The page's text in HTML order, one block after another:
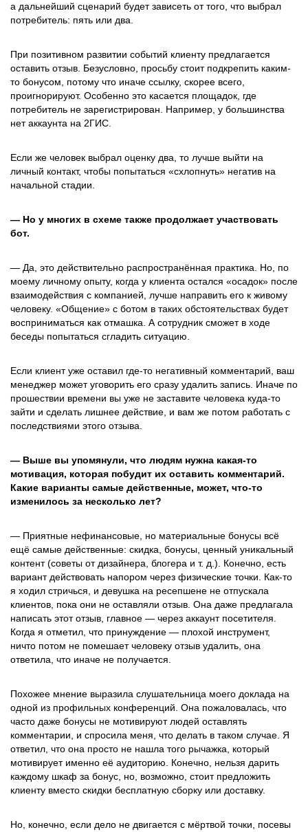
а дальнейший сценарий будет зависеть от того, что выбрал
потребитель: пять или два.
При позитивном развитии событий клиенту предлагается
оставить отзыв. Безусловно, просьбу стоит подкрепить каким-
то бонусом, потому что иначе ссылку, скорее всего,
проигнорируют. Особенно это касается площадок, где
потребитель не зарегистрирован. Например, у большинства
нет аккаунта на 2ГИС.
Если же человек выбрал оценку два, то лучше выйти на
личный контакт, чтобы попытаться «схлопнуть» негатив на
начальной стадии.
— Но у многих в схеме также продолжает участвовать
бот.
— Да, это действительно распространённая практика. Но, по
моему личному опыту, когда у клиента остался «осадок» после
взаимодействия с компанией, лучше направить его к живому
человеку. «Общение» с ботом в таких обстоятельствах будет
восприниматься как отмашка. А сотрудник сможет в ходе
беседы попытаться сгладить ситуацию.
Если клиент уже оставил где-то негативный комментарий, ваш
менеджер может уговорить его сразу удалить запись. Иначе по
прошествии времени вы уже не заставите человека куда-то
зайти и сделать лишнее действие, и вам же потом работать с
последствиями этого отзыва.
— Выше вы упомянули, что людям нужна какая-то
мотивация, которая побудит их оставить комментарий.
Какие варианты самые действенные, может, что-то
изменилось за несколько лет?
— Приятные нефинансовые, но материальные бонусы всё
ещё самые действенные: скидка, бонусы, ценный уникальный
контент (советы от дизайнера, блогера и т. д.). Конечно, есть
вариант действовать напором через физические точки. Как-то
я ходил стричься, и девушка на ресепшене не отпускала
клиентов, пока они не оставляли отзыв. Она даже предлагала
написать этот отзыв, главное — через аккаунт посетителя.
Когда я отметил, что принуждение — плохой инструмент,
ничто потом не помешает человеку отзыв удалить, она
ответила, что иначе не получается.
Похожее мнение выразила слушательница моего доклада на
одной из профильных конференций. Она пожаловалась, что
часто даже бонусы не мотивируют людей оставлять
комментарии, и спросила меня, что делать в таком случае. Я
ответил, что она просто не нашла того рычажка, который
мотивирует именно её аудиторию. Конечно, нельзя дарить
каждому шкаф за бонус, но, возможно, стоит предложить
клиенту вместо скидки бесплатную сборку или доставку.
Но, конечно, если дело не двигается с мёртвой точки, посевы